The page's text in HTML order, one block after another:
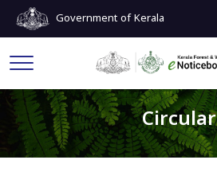
Government of Kerala
Circular